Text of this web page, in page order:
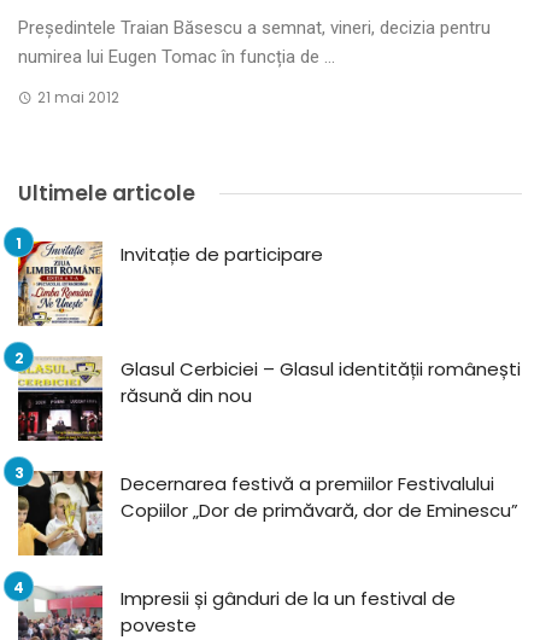
Președintele Traian Băsescu a semnat, vineri, decizia pentru
numirea lui Eugen Tomac în funcția de ...
21 mai 2012
Ultimele articole
Invitație de participare
Glasul Cerbiciei – Glasul identității românești
răsună din nou
Decernarea festivă a premiilor Festivalului
Copiilor „Dor de primăvară, dor de Eminescu”
Impresii și gânduri de la un festival de
poveste